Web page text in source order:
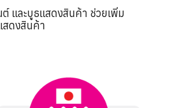
และบูธแสดงสินค้า ช่วยเพิ่ม
สดงสินค้า